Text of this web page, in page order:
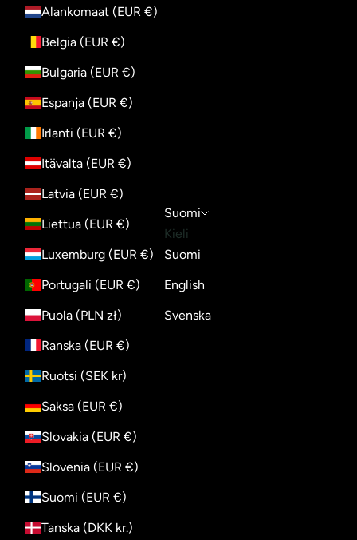
Alankomaat (EUR €)
Belgia (EUR €)
Bulgaria (EUR €)
Espanja (EUR €)
Irlanti (EUR €)
Itävalta (EUR €)
Latvia (EUR €)
Liettua (EUR €)
Luxemburg (EUR €)
Portugali (EUR €)
Puola (PLN zł)
Ranska (EUR €)
Ruotsi (SEK kr)
Saksa (EUR €)
Slovakia (EUR €)
Slovenia (EUR €)
Suomi (EUR €)
Tanska (DKK kr.)
Suomi
Kieli
Suomi
English
Svenska